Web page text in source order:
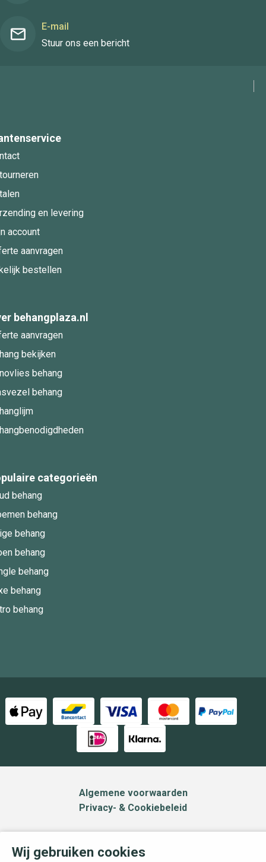
E-mail
Stuur ons een bericht
en levering
account
aanvragen
bestellen
behangplaza.nl
aanvragen
bekijken
behang
behang
categorieën
behang
behang
behang
behang
behang
behang
behang
Algemene voorwaarden
Privacy- & Cookiebeleid
Wij gebruiken cookies